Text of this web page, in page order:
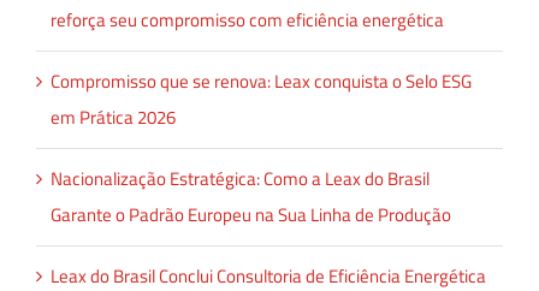
reforça seu compromisso com eficiência energética
Compromisso que se renova: Leax conquista o Selo ESG
em Prática 2026
Nacionalização Estratégica: Como a Leax do Brasil
Garante o Padrão Europeu na Sua Linha de Produção
Leax do Brasil Conclui Consultoria de Eficiência Energética